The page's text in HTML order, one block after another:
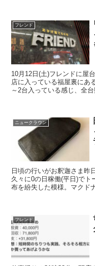
フレンド
10月12日(土)フレンドに屋
店に入っている福屋裏にあ
～2台入っている感じ、全
ニュークラウン
日頃の行いがお釈迦さま昨
久々に0の日稼働(平日)で
布を紛失した模様。マクド
フレンド